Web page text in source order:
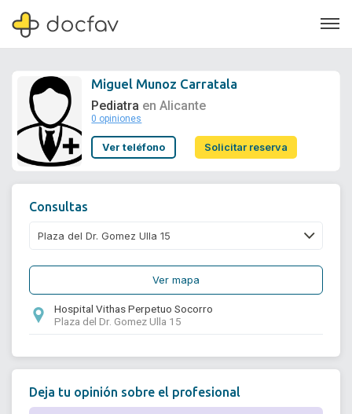
Soporte
Miguel Munoz Carratala
Pediatra en Alicante
0 opiniones
Ver teléfono Solicitar reserva
Consultas
Ver mapa
Hospital Vithas Perpetuo Socorro
Plaza del Dr. Gomez Ulla 15
Deja tu opinión sobre el profesional